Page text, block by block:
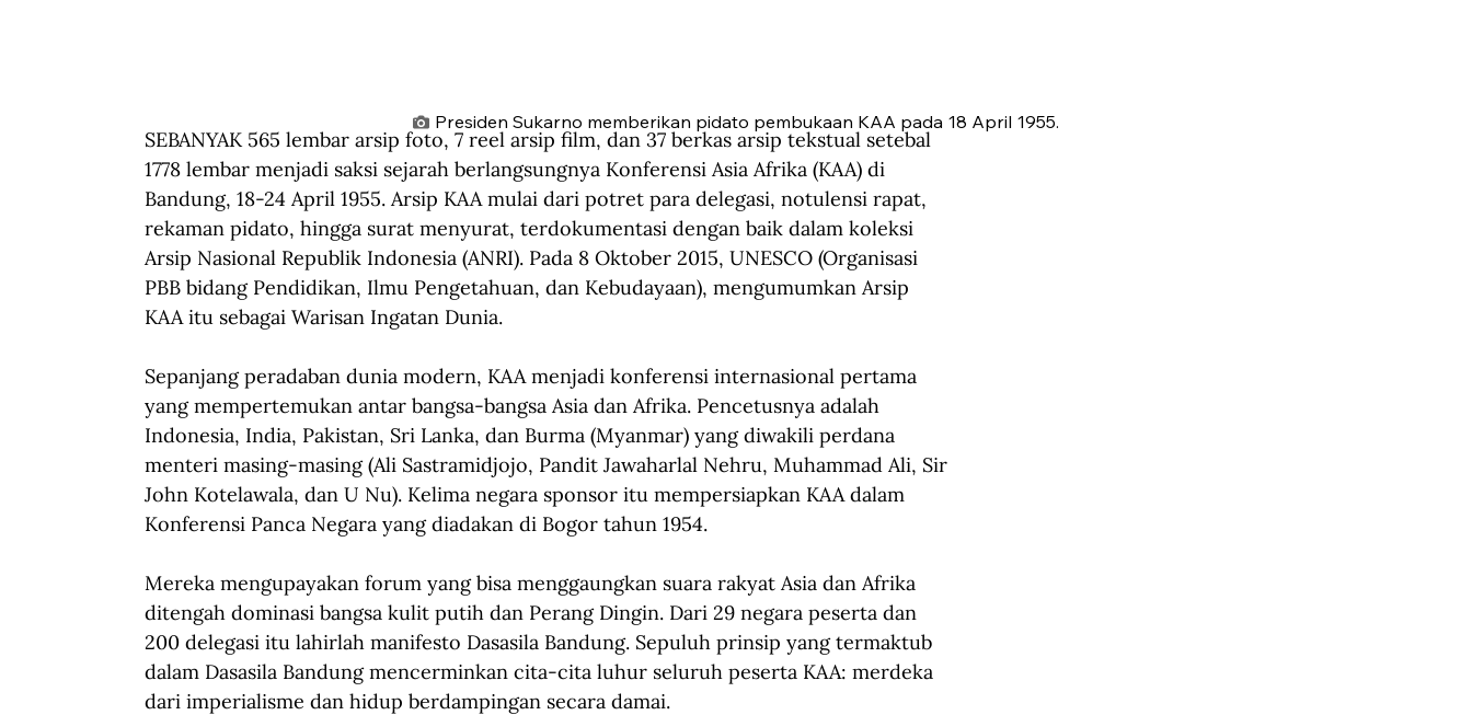
Presiden Sukarno memberikan pidato pembukaan KAA pada 18 April 1955.
SEBANYAK 565 lembar arsip foto, 7 reel arsip film, dan 37 berkas arsip tekstual setebal
1778 lembar menjadi saksi sejarah berlangsungnya Konferensi Asia Afrika (KAA) di
Bandung, 18-24 April 1955. Arsip KAA mulai dari potret para delegasi, notulensi rapat,
rekaman pidato, hingga surat menyurat, terdokumentasi dengan baik dalam koleksi
Arsip Nasional Republik Indonesia (ANRI). Pada 8 Oktober 2015, UNESCO (Organisasi
PBB bidang Pendidikan, Ilmu Pengetahuan, dan Kebudayaan), mengumumkan Arsip
KAA itu sebagai Warisan Ingatan Dunia.
Sepanjang peradaban dunia modern, KAA menjadi konferensi internasional pertama
yang mempertemukan antar bangsa-bangsa Asia dan Afrika. Pencetusnya adalah
Indonesia, India, Pakistan, Sri Lanka, dan Burma (Myanmar) yang diwakili perdana
menteri masing-masing (Ali Sastramidjojo, Pandit Jawaharlal Nehru, Muhammad Ali, Sir
John Kotelawala, dan U Nu). Kelima negara sponsor itu mempersiapkan KAA dalam
Konferensi Panca Negara yang diadakan di Bogor tahun 1954.
Mereka mengupayakan forum yang bisa menggaungkan suara rakyat Asia dan Afrika
ditengah dominasi bangsa kulit putih dan Perang Dingin. Dari 29 negara peserta dan
200 delegasi itu lahirlah manifesto Dasasila Bandung. Sepuluh prinsip yang termaktub
dalam Dasasila Bandung mencerminkan cita-cita luhur seluruh peserta KAA: merdeka
dari imperialisme dan hidup berdampingan secara damai.